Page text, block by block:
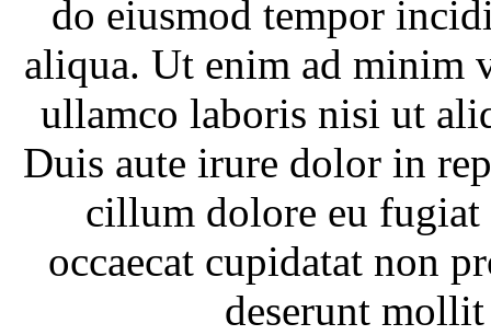
do eiusmod tempor
aliqua. Ut enim ad minim
ullamco laboris nisi ut
Duis aute irure dolor in
cillum dolore eu
occaecat cupidatat non
deserunt